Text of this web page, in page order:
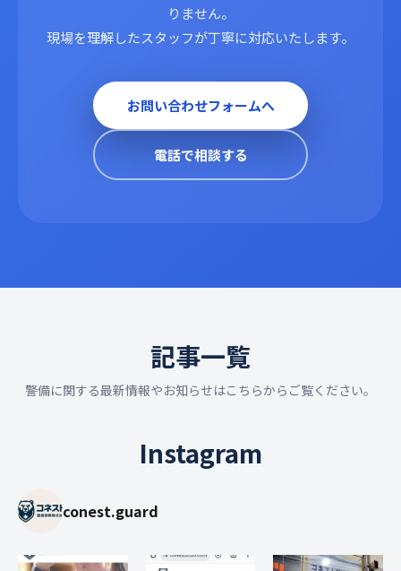
りません。
現場を理解したスタッフが丁寧に対応いたします。
お問い合わせフォームへ
電話で相談する
記事一覧
警備に関する最新情報やお知らせはこちらからご覧ください。
Instagram
conest.guard